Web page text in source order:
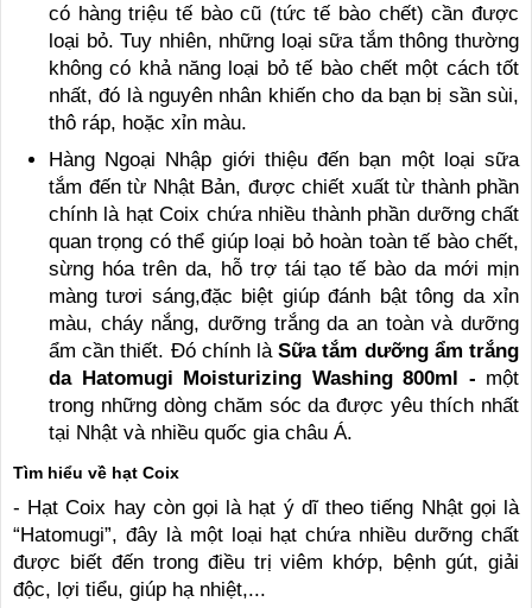
có hàng triệu tế bào cũ (tức tế bào chết) cần được
loại bỏ. Tuy nhiên, những loại sữa tắm thông thường
không có khả năng loại bỏ tế bào chết một cách tốt
nhất, đó là nguyên nhân khiến cho da bạn bị sần sùi,
thô ráp, hoặc xỉn màu.
Hàng Ngoại Nhập giới thiệu đến bạn một loại sữa
tắm đến từ Nhật Bản, được chiết xuất từ thành phần
chính là hạt Coix chứa nhiều thành phần dưỡng chất
quan trọng có thể giúp loại bỏ hoàn toàn tế bào chết,
sừng hóa trên da, hỗ trợ tái tạo tế bào da mới mịn
màng tươi sáng,đặc biệt giúp đánh bật tông da xỉn
màu, cháy nắng, dưỡng trắng da an toàn và dưỡng
ẩm cần thiết. Đó chính làSữatắm dưỡng ẩm trắng
da Hatomugi Moisturizing Washing 800ml - một
trong những dòng chăm sóc da được yêu thích nhất
tại Nhật và nhiều quốc gia châu Á.
Tìm hiểu về hạt Coix
- Hạt Coix hay còn gọi là hạt ý dĩ theo tiếng Nhật gọi là
“Hatomugi”, đây là một loại hạt chứa nhiều dưỡng chất
được biết đến trong điều trị viêm khớp, bệnh gút, giải
độc, lợi tiểu, giúp hạ nhiệt,...